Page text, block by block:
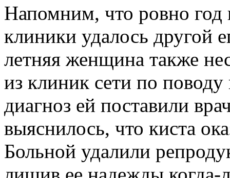
Напомним, что ровно год
клиники удалось другой
летняя женщина также
из клиник сети по
диагноз ей поставили
выяснилось, что киста
Больной удалили